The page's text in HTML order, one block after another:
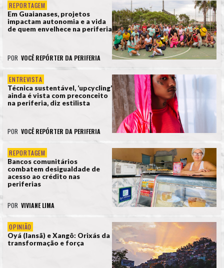
REPORTAGEM
Em Guaianases, projetos
impactam autonomia e a vida
de quem envelhece na periferia
POR VOCÊ REPÓRTER DA PERIFERIA
ENTREVISTA
Técnica sustentável, ‘upcycling’
ainda é vista com preconceito
na periferia, diz estilista
POR VOCÊ REPÓRTER DA PERIFERIA
REPORTAGEM
Bancos comunitários
combatem desigualdade de
acesso ao crédito nas
periferias
POR VIVIANE LIMA
OPINIÃO
Oyá (Iansã) e Xangô: Orixás da
transformação e força